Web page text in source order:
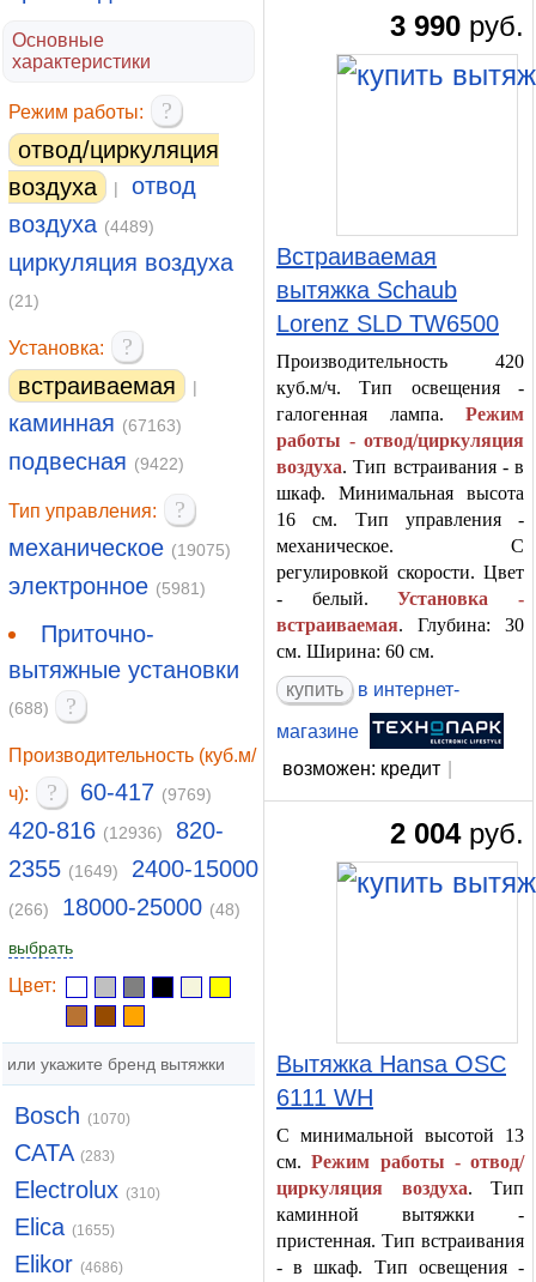
Основные
характеристики
Режим работы:
?
отвод/циркуляция
воздуха
|
отвод
воздуха (4489)
циркуляция воздуха
(21)
Установка:
?
встраиваемая
|
каминная (67163)
подвесная (9422)
Тип управления:
?
механическое (19075)
электронное (5981)
Приточно-
вытяжные установки
(688) ?
Производительность (куб.м/
ч):
? 60-417 (9769)
420-816 (12936)
820-
2355 (1649) 2400-15000
(266) 18000-25000 (48)
выбрать
Цвет:
или укажите бренд вытяжки
Bosch(1070)
CATA(283)
Electrolux(310)
Elica(1655)
Elikor(4686)
3 990 руб.
Встраиваемая
вытяжка Schaub
Lorenz SLD TW6500
Производительность 420
куб.м/ч. Тип освещения -
галогенная лампа. Режим
работы - отвод/циркуляция
воздуха. Тип встраивания - в
шкаф. Минимальная высота
16 см. Тип управления -
механическое. С
регулировкой скорости. Цвет
- белый.Установка -
встраиваемая. Глубина: 30
см. Ширина: 60 см.
купить
в интернет-
магазине
возможен: кредит
2 004руб.
Вытяжка Hansa OSC
6111 WH
С минимальной высотой 13
см.Режим работы - отвод/
циркуляция воздуха. Тип
каминной вытяжки -
пристенная. Тип встраивания
- в шкаф. Тип освещения -